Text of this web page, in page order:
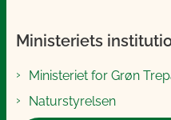
Ministeriets
Ministeriet for Grøn
Naturstyrelsen